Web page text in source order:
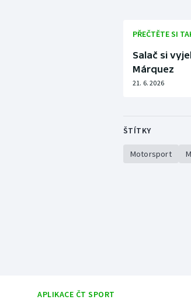
PŘEČTĚTE SI
Salač si
Márquez
21. 6. 2026
ŠTÍTKY
Motorsport
APLIKACE ČT SPORT